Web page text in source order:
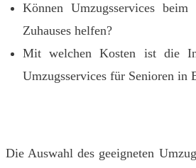
Können Umzugsservices
Zuhauses helfen?
Mit welchen Kosten ist die
Umzugsservices für Senioren in
Die Auswahl des geeigneten